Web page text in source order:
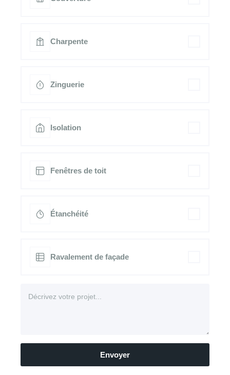
Charpente
Zinguerie
Isolation
Fenêtres de toit
Étanchéité
Ravalement de façade
Envoyer